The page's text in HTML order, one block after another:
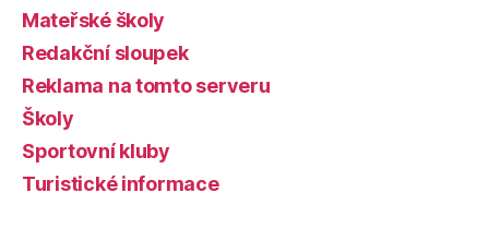
Mateřské školy
Redakční sloupek
Reklama na tomto serveru
Školy
Sportovní kluby
Turistické informace